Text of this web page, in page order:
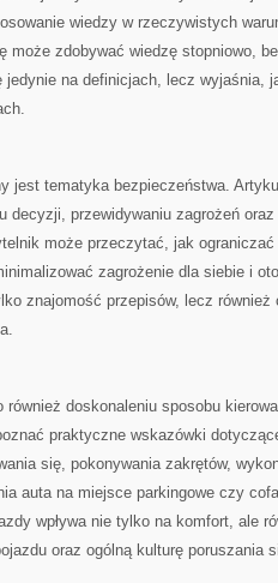
wiedzy w rzeczywistych
może zdobywać wiedzę stopniowo,
na definicjach, lecz wyjaśnia,
jest tematyka bezpieczeństwa.
decyzji, przewidywaniu zagrożeń oraz
może przeczytać, jak ograniczać
zagrożenie dla siebie i
znajomość przepisów, lecz
również doskonaleniu sposobu
praktyczne wskazówki
się, pokonywania zakrętów,
auta na miejsce parkingowe czy
wpływa nie tylko na komfort, ale
oraz ogólną kulturę poruszania